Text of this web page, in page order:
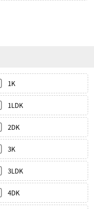
1K
1LDK
2DK
3K
3LDK
4DK